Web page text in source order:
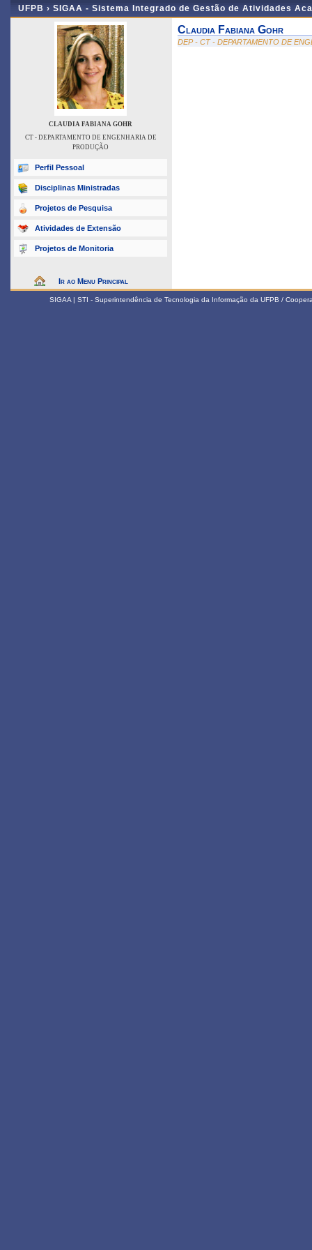
UFPB › SIGAA - Sistema Integrado de Gestão de Atividades
CLAUDIA FABIANA GOHR
CT - DEPARTAMENTO DE ENGENHARIA DE
PRODUÇÃO
Perfil Pessoal
Disciplinas Ministradas
Projetos de Pesquisa
Atividades de Extensão
Projetos de Monitoria
Ir ao Menu Principal
Claudia Fabiana Gohr
DEP - CT - DEPARTAMENTO DE
SIGAA | STI - Superintendência de Tecnologia da Informação da UFPB /